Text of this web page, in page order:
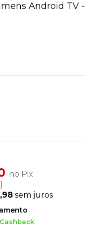
Android TV -
no Pix
sem juros